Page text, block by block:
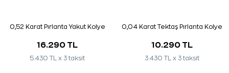
0,52 Karat Pırlanta Yakut Kolye
16.290 TL
5.430 TL x 3 taksit
0,04 Karat Tektaş Pırlanta Kolye
10.290 TL
3.430 TL x 3 taksit